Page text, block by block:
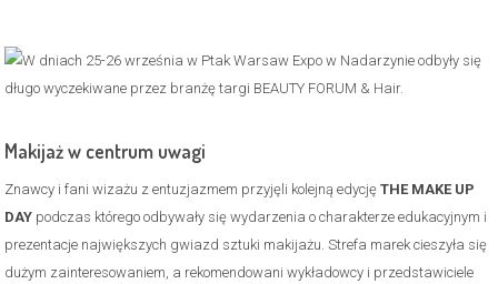
Makijaż w centrum uwagi
Znawcy i fani wizażu z entuzjazmem przyjęli kolejną edycjęTHE MAKE UP
DAY podczas którego odbywały się wydarzenia o charakterze edukacyjnym i
prezentacje największych gwiazd sztuki makijażu. Strefa marek cieszyła się
dużym zainteresowaniem, a rekomendowani wykładowcy i przedstawiciele